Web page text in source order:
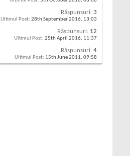
Răspunsuri: 3
Ultimul Post: 28th September 2016, 13:03
Răspunsuri: 12
Ultimul Post: 25th April 2016, 11:37
Răspunsuri: 4
Ultimul Post: 15th June 2011, 09:58